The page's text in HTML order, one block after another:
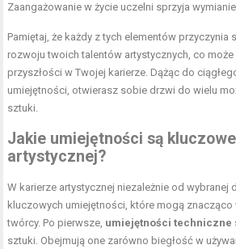
Zaangażowanie w życie uczelni sprzyja
Pamiętaj, że każdy z tych elementów
rozwoju twoich talentów artystycznych, co
przyszłości w Twojej karierze. Dążąc do
umiejętności, otwierasz sobie drzwi do wielu
sztuki.
Jakie umiejętności są
artystycznej?
W karierze artystycznej niezależnie od wybranej
kluczowych umiejętności, które mogą znacząco
twórcy. Po pierwsze, umiejętności techniczne
sztuki. Obejmują one zarówno biegłość w